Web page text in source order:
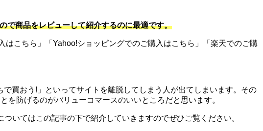
で商品をレビューして紹介するのに最適です。
こちら」「Yahoo!ショッピングでのご購入はこちら」「楽天でのご購
買おう!」といってサイトを離脱してしまう人が出てしまいます。その
防げるのがバリューコマースのいいところだと思います。
いてはこの記事の下で紹介していきますのでぜひご覧ください。